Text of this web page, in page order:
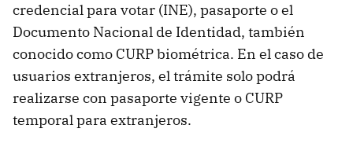
credencial para votar (INE), pasaporte o el
Documento Nacional de Identidad, también
conocido como CURP biométrica. En el caso de
usuarios extranjeros, el trámite solo podrá
realizarse con pasaporte vigente o CURP
temporal para extranjeros.